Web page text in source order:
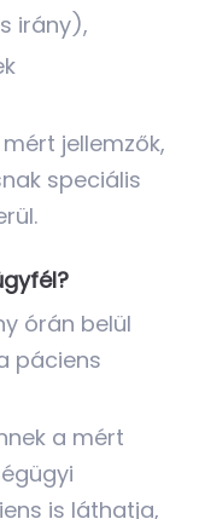
irány),
jellemzők,
speciális
órán belül
páciens
a mért
is láthatja,